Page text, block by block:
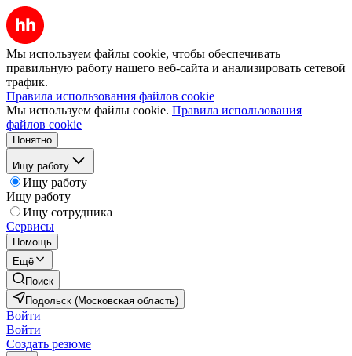
Мы используем файлы cookie, чтобы обеспечивать
правильную работу нашего веб-сайта и анализировать сетевой
трафик.
Правила использования файлов cookie
Мы используем файлы cookie. Правила использования
файлов cookie
Понятно
Ищу работу
Ищу работу
Ищу работу
Ищу сотрудника
Сервисы
Помощь
Ещё
Поиск
Подольск (Московская область)
Войти
Войти
Создать резюме